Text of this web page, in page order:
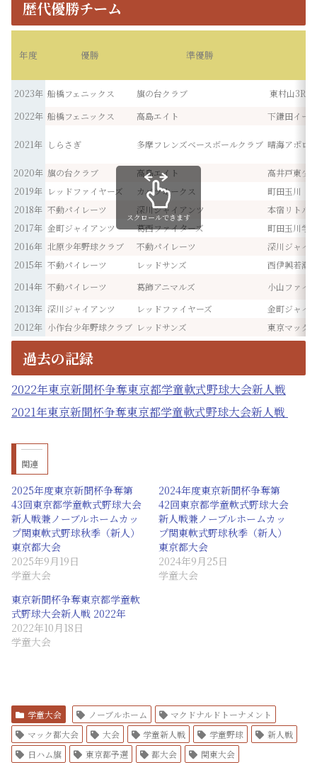
歴代優勝チーム
年度 優勝 準優勝
2023年 船橋フェニックス 旗の台クラブ
東村山
2022年 船橋フェニックス 高島エイト 下鎌田イー
2021年 しらさぎ 多摩フレンズベースボールクラブ 晴海アポロ
2020年 旗の台クラブ 高島エイト
高井戸東少
2019年 レッドファイヤーズ カバラホークス
町田玉川
2018年 不動パイレーツ 深川ジャイアンツ
本宿リトル
2017年 金町ジャイアンツ 葛西ファイターズ
町田玉川学
2016年 北原少年野球クラブ 不動パイレーツ
深川ジャイ
2015年 不動パイレーツ レッドサンズ
西伊興若潮
2014年 不動パイレーツ 葛飾アニマルズ
小山ファイ
2013年 深川ジャイアンツ レッドファイヤーズ
金町ジャイ
2012年 小作台少年野球クラブ レッドサンズ 東京マック
スクロールできます
過去の記録
2022年東京新聞杯争奪東京都学童軟式野球大会新人戦
2021年東京新聞杯争奪東京都学童軟式野球大会新人戦
関連
2025年度東京新聞杯争奪第
43回東京都学童軟式野球大会
新人戦兼ノーブルホームカッ
プ関東軟式野球秋季（新人）
東京都大会
2025年9月19日
学童大会
2024年度東京新聞杯争奪第
42回東京都学童軟式野球大会
新人戦兼ノーブルホームカッ
プ関東軟式野球秋季（新人）
東京都大会
2024年9月25日
学童大会
東京新聞杯争奪東京都学童軟
式野球大会新人戦 2022年
2022年10月18日
学童大会
学童大会 ノーブルホーム
マクドナルドトーナメント
マック都大会
大会 学童新人戦 学童野球
新人戦
日ハム旗
東京都予選 都大会 関東大会